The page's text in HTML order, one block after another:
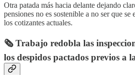
Otra patada más hacia delante dejando
pensiones no es sostenible a no ser que se
los cotizantes actuales.
🗞️ Trabajo redobla las
los despidos pactados previos a